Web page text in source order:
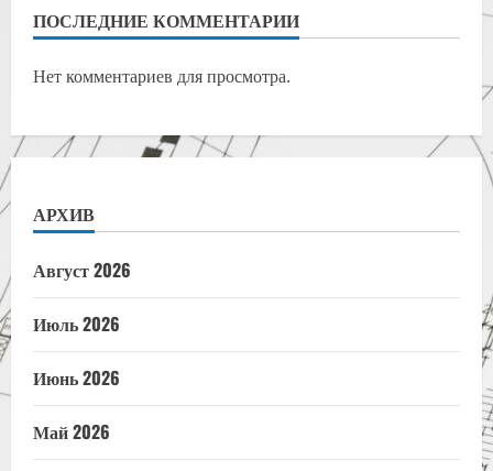
ПОСЛЕДНИЕ КОММЕНТАРИИ
Нет комментариев для просмотра.
АРХИВ
Август 2026
Июль 2026
Июнь 2026
Май 2026